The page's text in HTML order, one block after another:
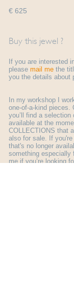
€ 625
Buy this jewel ?
If you are interested
please mail me the
you the details about
In my workshop I
one-of-a-kind pieces.
you’ll find a
available at the
COLLECTIONS that
also for sale. If
that's no longer
something especially
me if you’re looking